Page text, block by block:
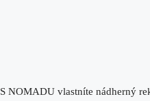
S NOMADU vlastníte nádherný